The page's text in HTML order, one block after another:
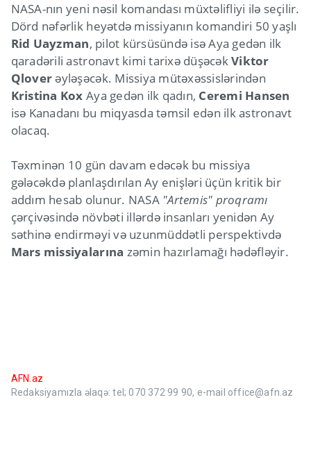
NASA-nın yeni nəsil komandası müxtəlifliyi ilə seçilir.
Dörd nəfərlik heyətdə missiyanın komandiri 50 yaşlı
Rid Uayzman, pilot kürsüsündə isə Aya gedən ilk
qaradərili astronavt kimi tarixə düşəcəkViktor
Qloverəyləşəcək. Missiya mütəxəssislərindən
Kristina Kox Aya gedən ilk qadın, Ceremi Hansen
isə Kanadanı bu miqyasda təmsil edən ilk astronavt
olacaq.
Təxminən 10 gün davam edəcək bu missiya
gələcəkdə planlaşdırılan Ay enişləri üçün kritik bir
addım hesab olunur. NASA "Artemis" proqramı
çərçivəsində növbəti illərdə insanları yenidən Ay
səthinə endirməyi və uzunmüddətli perspektivdə
Mars missiyalarına zəmin hazırlamağı hədəfləyir.
AFN.az
Redaksiyamızla əlaqə: tel; 070 372 99 90, e-mail office@afn.az